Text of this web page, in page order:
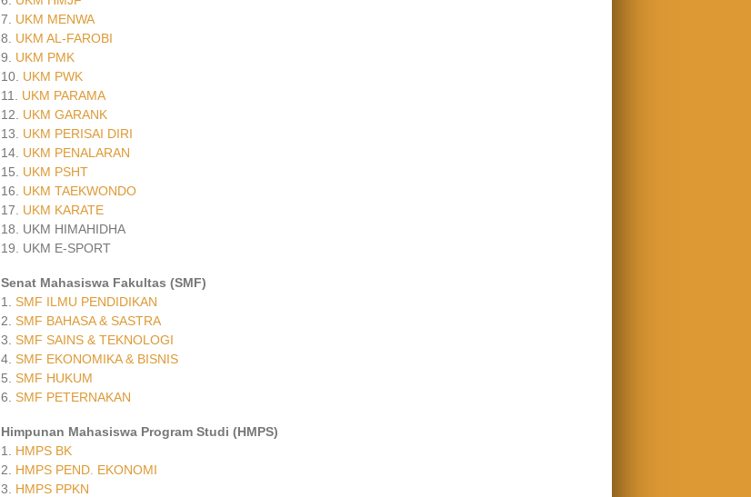
7. UKM MENWA
8. UKM AL-FAROBI
9. UKM PMK
10. UKM PWK
11. UKM PARAMA
12. UKM GARANK
13. UKM PERISAI DIRI
14. UKM PENALARAN
15. UKM PSHT
16. UKM TAEKWONDO
17. UKM KARATE
18. UKM HIMAHIDHA
19. UKM E-SPORT
Senat Mahasiswa Fakultas (SMF)
1.SMF ILMU PENDIDIKAN
2.SMF BAHASA & SASTRA
3.SMF SAINS & TEKNOLOGI
4.SMF EKONOMIKA & BISNIS
5.SMF HUKUM
6.SMF PETERNAKAN
Himpunan Mahasiswa Program Studi (HMPS)
1. HMPS BK
2. HMPS PEND. EKONOMI
3. HMPS PPKN